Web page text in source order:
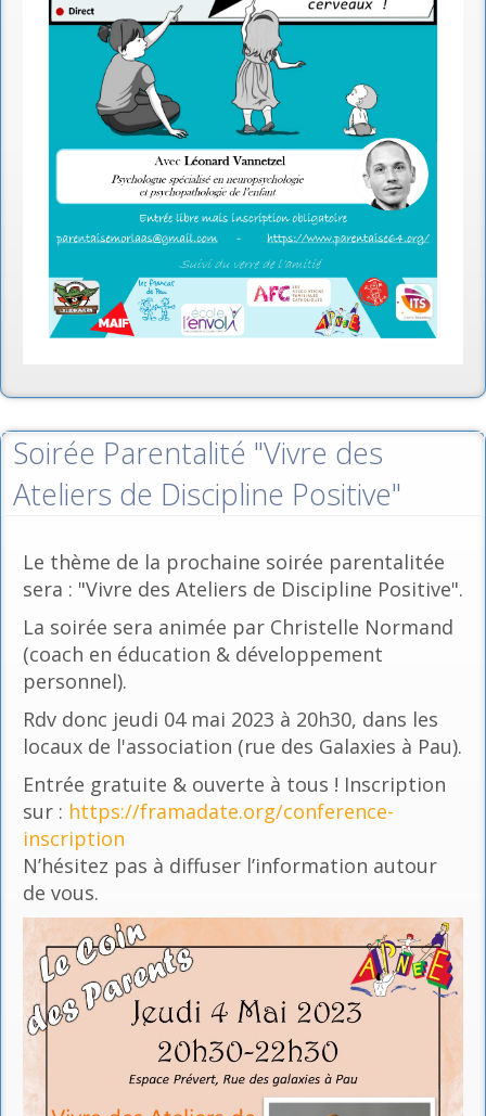
Soirée Parentalité "Vivre des
Ateliers de Discipline Positive"
Le thème de la prochaine soirée parentalitée
sera : "Vivre des Ateliers de Discipline Positive".
La soirée sera animée par Christelle Normand
(coach en éducation & développement
personnel).
Rdv donc jeudi 04 mai 2023 à 20h30, dans les
locaux de l'association (rue des Galaxies à Pau).
Entrée gratuite & ouverte à tous ! Inscription
sur : https://framadate.org/conference-
inscription
N’hésitez pas à diffuser l’information autour
de vous.